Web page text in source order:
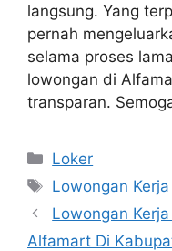
langsung. Yang
pernah
selama proses
lowongan di
transparan.
Kategori
Loker
Tag
Lowongan
Lowongan
Alfamart Di